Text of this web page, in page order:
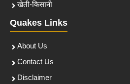
खेती-किसानी
Quakes Links
About Us
Contact Us
Disclaimer